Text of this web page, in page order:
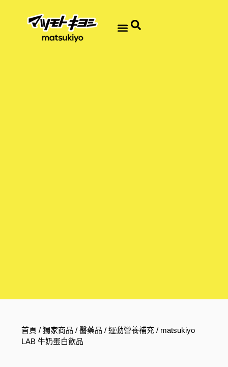
首頁 /獨家商品 /醫藥品 /運動營養補充 / matsukiyo
LAB 牛奶蛋白飲品